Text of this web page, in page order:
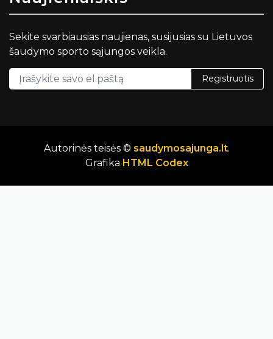
Sekite svarbiausias naujienas, susijusias su Lietuvos
šaudymo sporto sąjungos veikla.
Registruotis
Autorinės teisės © saudymosajunga.lt.
Grafika HTML Codex